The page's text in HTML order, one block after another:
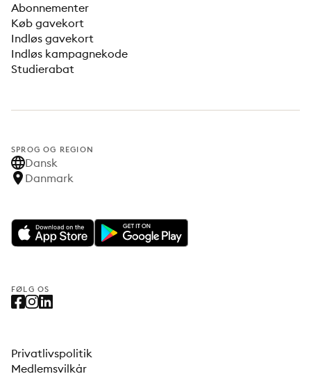
Abonnementer
Køb gavekort
Indløs gavekort
Indløs kampagnekode
Studierabat
SPROG OG REGION
Dansk
Danmark
FØLG OS
Privatlivspolitik
Medlemsvilkår